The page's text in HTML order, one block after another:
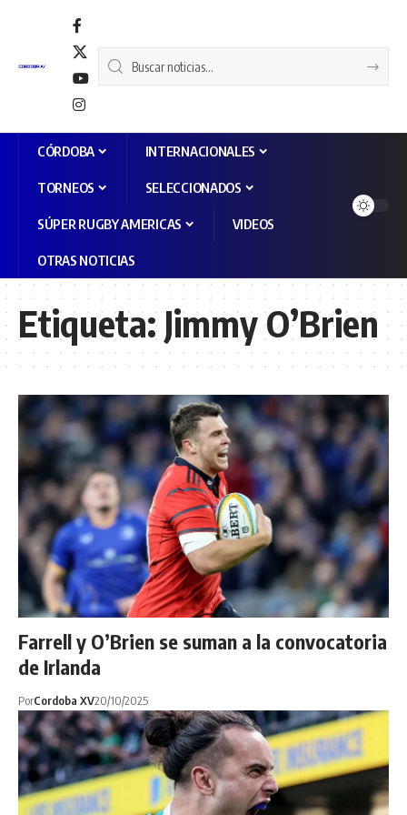
CÓRDOBA INTERNACIONALES
TORNEOS SELECCIONADOS
SÚPER RUGBY AMERICAS VIDEOS
OTRAS NOTICIAS
Etiqueta:Jimmy O’Brien
Farrell y O’Brien se suman a la convocatoria
de Irlanda
PorCordoba XV20/10/2025